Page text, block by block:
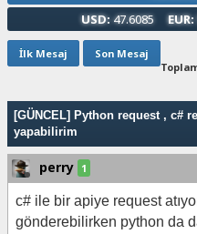
USD: 47.6085 EUR:
İlk Mesaj Son Mesaj
[GÜNCEL] Python request , c#
yapabilirim
perry 1
c# ile bir apiye request
gönderebilirken python da